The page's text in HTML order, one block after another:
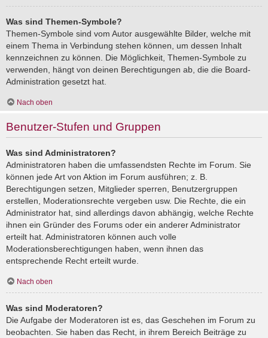
Was sind Themen-Symbole?
Themen-Symbole sind vom Autor ausgewählte Bilder, welche mit
einem Thema in Verbindung stehen können, um dessen Inhalt
kennzeichnen zu können. Die Möglichkeit, Themen-Symbole zu
verwenden, hängt von deinen Berechtigungen ab, die die Board-
Administration gesetzt hat.
Nach oben
Benutzer-Stufen und Gruppen
Was sind Administratoren?
Administratoren haben die umfassendsten Rechte im Forum. Sie
können jede Art von Aktion im Forum ausführen; z. B.
Berechtigungen setzen, Mitglieder sperren, Benutzergruppen
erstellen, Moderationsrechte vergeben usw. Die Rechte, die ein
Administrator hat, sind allerdings davon abhängig, welche Rechte
ihnen ein Gründer des Forums oder ein anderer Administrator
erteilt hat. Administratoren können auch volle
Moderationsberechtigungen haben, wenn ihnen das
entsprechende Recht erteilt wurde.
Nach oben
Was sind Moderatoren?
Die Aufgabe der Moderatoren ist es, das Geschehen im Forum zu
beobachten. Sie haben das Recht, in ihrem Bereich Beiträge zu